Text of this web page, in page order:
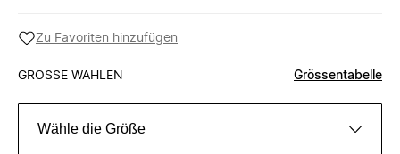
Zu Favoriten hinzufügen
GRÖSSE WÄHLEN Grössentabelle
Wähle die Größe